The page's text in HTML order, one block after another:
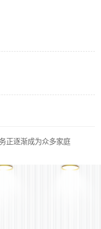
正逐渐成为众多家庭